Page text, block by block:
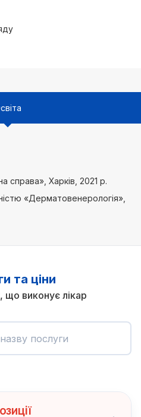
справа», Харків, 2021 р.
«Дерматовенерологія»,
та ціни
що виконує лікар